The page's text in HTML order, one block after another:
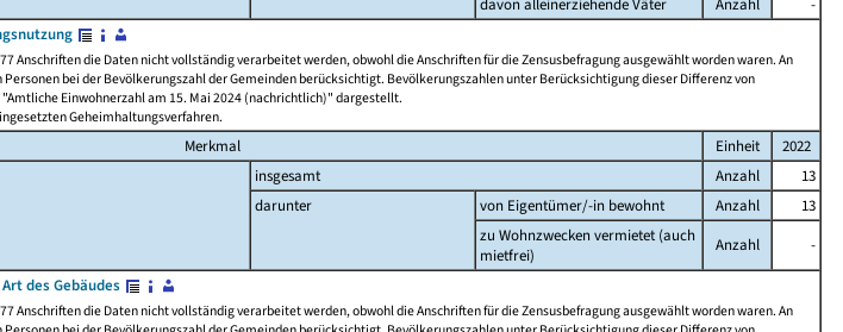
Anschriften die Daten nicht vollständig verarbeitet werden, obwohl die Anschriften für die Zensusbefragung ausgewählt worden waren. An
bei der Bevölkerungszahl der Gemeinden berücksichtigt. Bevölkerungszahlen unter Berücksichtigung dieser Differenz von
Einwohnerzahl am 15. Mai 2024 (nachrichtlich)" dargestellt.
Geheimhaltungsverfahren.
Merkmal Einheit
2022
insgesamt Anzahl
13
darunter
von Eigentümer/-in bewohnt Anzahl
13
zu Wohnzwecken vermietet (auch
mietfrei)
Anzahl
-
des Gebäudes
Anschriften die Daten nicht vollständig verarbeitet werden, obwohl die Anschriften für die Zensusbefragung ausgewählt worden waren. An